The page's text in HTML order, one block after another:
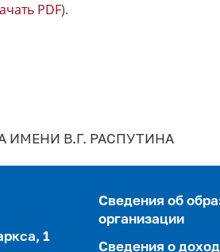
PDF).
ИМЕНИ В.Г. РАСПУТИНА
1
Сведения об
организации
Сведения о